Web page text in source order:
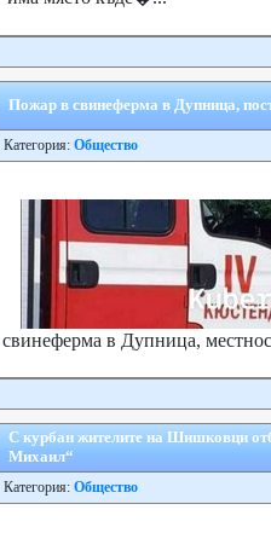
Пожар в свинеферма в Дупница,
Категория: Общество
свинеферма в Дупница,
С курбан жителите на Шишковци
Михаил“
Категория: Общество